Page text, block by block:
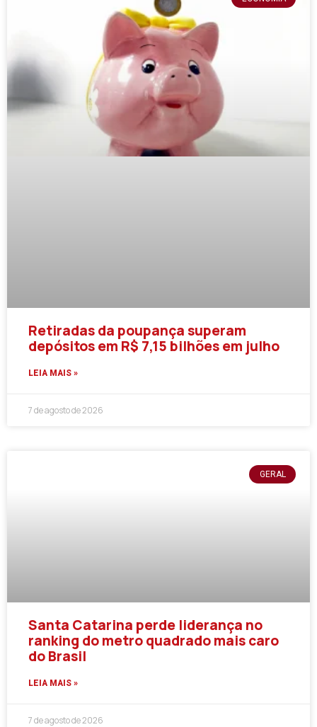
Retiradas da poupança superam
depósitos em R$ 7,15 bilhões em julho
LEIA MAIS »
7 de agosto de 2026
GERAL
Santa Catarina perde liderança no
ranking do metro quadrado mais caro
do Brasil
LEIA MAIS »
7 de agosto de 2026